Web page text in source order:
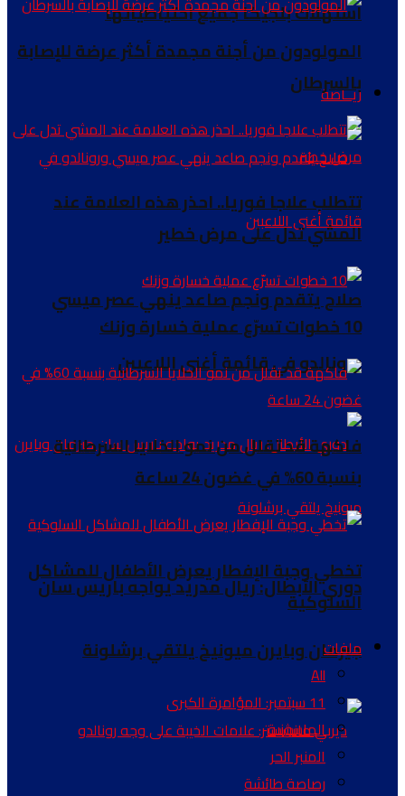
استهلاك بلجيكا جميع احتياطياتها
ريــاضة
صلاح يتقدم ونجم صاعد ينهي عصر ميسي
ورونالدو في قائمة أغنى اللاعبين
دوري الأبطال: ريال مدريد يواجه باريس سان
جيرمان وبايرن ميونيخ يلتقي برشلونة
المولودون من أجنة مجمدة أكثر عرضة للإصابة
بالسرطان
تتطلب علاجا فوريا.. احذر هذه العلامة عند
المشي تدل على مرض خطير
10 خطوات تسرّع عملية خسارة وزنك
فاكهة قد تقلل من نمو الخلايا السرطانية
بنسبة 60% في غضون 24 ساعة
تخطي وجبة الإفطار يعرض الأطفال للمشاكل
السلوكية
ملفات
All
11 سبتمبر: المؤامرة الكبرى
الماسونية
المنبر الحر
رصاصة طائشة